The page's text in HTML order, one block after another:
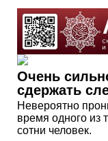
Очень
сдержать
Невероятно
время одного из
сотни человек.